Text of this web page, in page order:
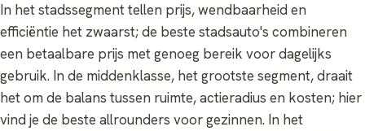
In het stadssegment tellen prijs, wendbaarheid en
efficiëntie het zwaarst; de beste stadsauto's combineren
een betaalbare prijs met genoeg bereik voor dagelijks
gebruik. In de middenklasse, het grootste segment, draait
het om de balans tussen ruimte, actieradius en kosten; hier
vind je de beste allrounders voor gezinnen. In het